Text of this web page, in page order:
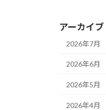
アーカイブ
2026年7月
2026年6月
2026年5月
2026年4月